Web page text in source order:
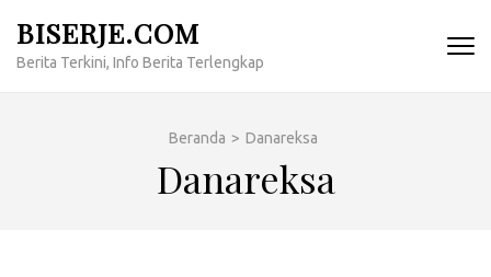
konten
BISERJE.COM
Berita Terkini, Info Berita Terlengkap
Beranda > Danareksa
Danareksa